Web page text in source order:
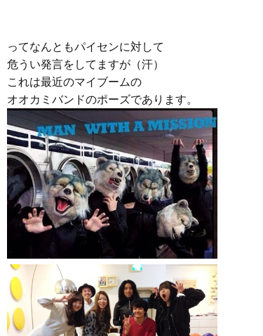
ってなんともパイセンに対して
危うい発言をしてますが（汗）
これは最近のマイブームの
オオカミバンドのポーズであります。